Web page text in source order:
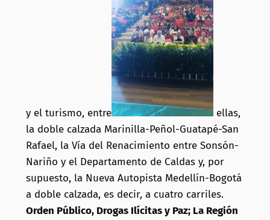
y el turismo, entre
ellas,
la doble calzada Marinilla-Peñol-Guatapé-San
Rafael, la Vía del Renacimiento entre Sonsón-
Nariño y el Departamento de Caldas y, por
supuesto, la Nueva Autopista Medellín-Bogotá
a doble calzada, es decir, a cuatro carriles.
Orden Público, Drogas Ilícitas y Paz; La Región